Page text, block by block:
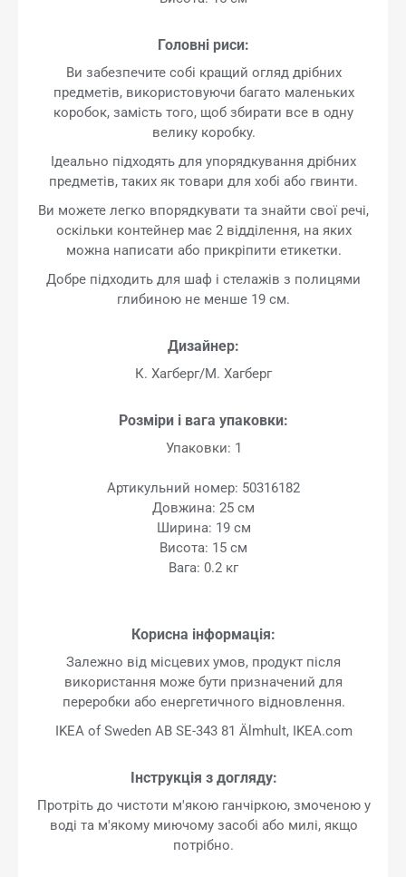
Головні риси:
Ви забезпечите собі кращий огляд дрібних
предметів, використовуючи багато маленьких
коробок, замість того, щоб збирати все в одну
велику коробку.
Ідеально підходять для упорядкування дрібних
предметів, таких як товари для хобі або гвинти.
Ви можете легко впорядкувати та знайти свої речі,
оскільки контейнер має 2 відділення, на яких
можна написати або прикріпити етикетки.
Добре підходить для шаф і стелажів з полицями
глибиною не менше 19 см.
Дизайнер:
К. Хагберг/М. Хагберг
Розміри і вага упаковки:
Упаковки: 1
Артикульний номер: 50316182
Довжина: 25 см
Ширина: 19 см
Висота: 15 см
Вага: 0.2 кг
Корисна інформація:
Залежно від місцевих умов, продукт після
використання може бути призначений для
переробки або енергетичного відновлення.
IKEA of Sweden AB SE-343 81 Älmhult, IKEA.com
Інструкція з догляду:
Протріть до чистоти м'якою ганчіркою, змоченою у
воді та м'якому миючому засобі або милі, якщо
потрібно.